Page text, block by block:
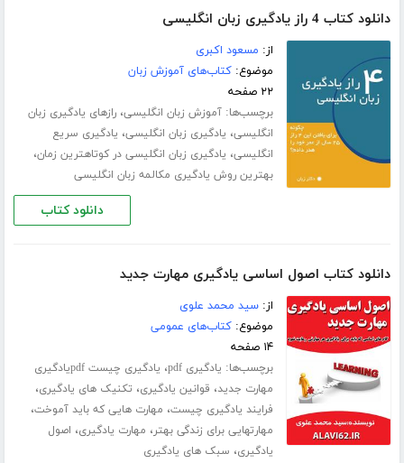
دانلود کتاب 4 راز یادگیری زبان انگلیسی
از: مسعود اکبری
موضوع:کتاب‌های آموزش زبان
۲۲ صفحه
برچسب‌ها:آموزش زبان انگلیسی،رازهای یادگیری زبان
انگلیسی، یادگیری زبان انگلیسی، یادگیری سریع
انگلیسی، یادگیری زبان انگلیسی در کوتاهترین زمان،
بهترین روش یادگیری مکالمه زبان انگلیسی
دانلود کتاب
دانلود کتاب اصول اساسی یادگیری مهارت جدید
از:سید محمد علوی
موضوع:کتاب‌های عمومی
۱۴ صفحه
برچسب‌ها: یادگیری pdf ،
یادگیری چیست pdfیادگیری
مهارت جدید، قوانین یادگیری، تکنیک های یادگیری،
فرایند یادگیری چیست، مهارت هایی که باید آموخت،
مهارتهایی برای زندگی بهتر، مهارت یادگیری، اصول
یادگیری، سبک های یادگیری